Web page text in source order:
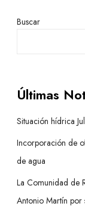
Buscar
Últimas
Situación hídrica
Incorporación de
de agua
La Comunidad de
Antonio Martín por